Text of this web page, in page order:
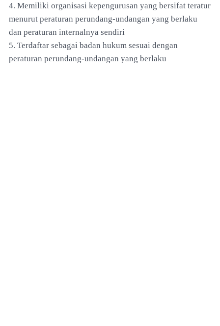
4. Memiliki organisasi kepengurusan yang bersifat teratur
menurut peraturan perundang-undangan yang berlaku
dan peraturan internalnya sendiri
5. Terdaftar sebagai badan hukum sesuai dengan
peraturan perundang-undangan yang berlaku